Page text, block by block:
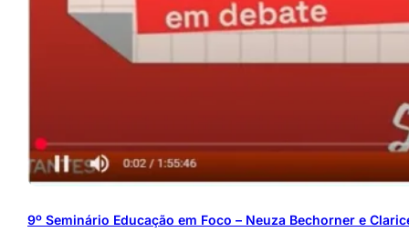
9º Seminário Educação em Foco – Neuza Bechorner e